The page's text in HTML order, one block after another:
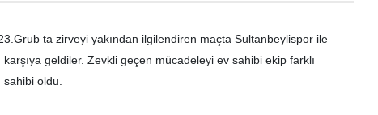
ta zirveyi yakından ilgilendiren maçta Sultanbeylispor ile
karşıya geldiler. Zevkli geçen mücadeleyi ev sahibi ekip farklı
oldu.